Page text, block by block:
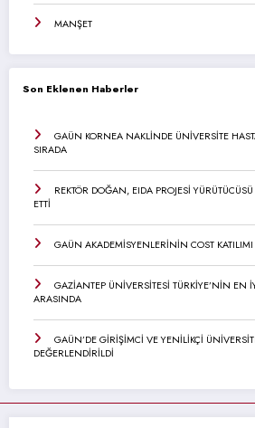
MANŞET
Son Eklenen Haberler
GAÜN KORNEA NAKLİNDE ÜNİVERSİTE
SIRADA
REKTÖR DOĞAN, EIDA PROJESİ
ETTİ
GAÜN AKADEMİSYENLERİNİN COST KATILIMI
GAZİANTEP ÜNİVERSİTESİ TÜRKİYE’NİN EN
ARASINDA
GAÜN’DE GİRİŞİMCİ VE YENİLİKÇİ
DEĞERLENDİRİLDİ